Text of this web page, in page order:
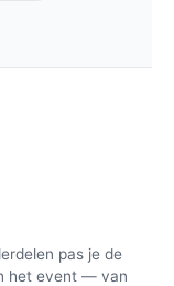
pas je de
het event — van